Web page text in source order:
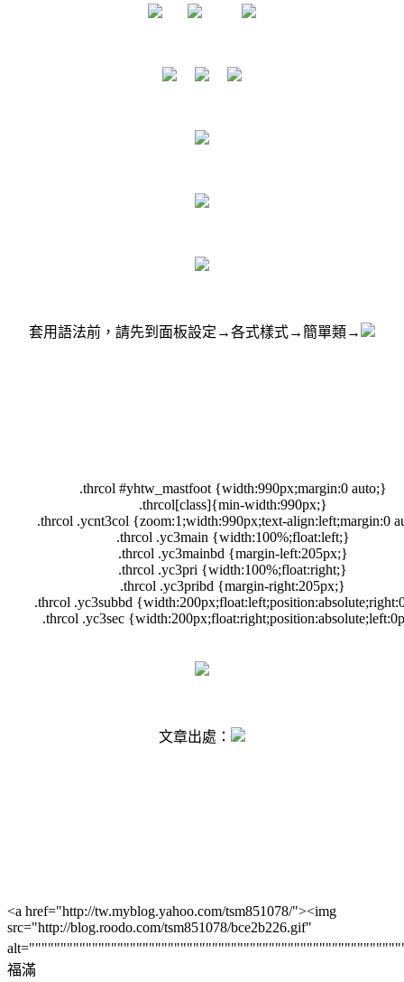
套用語法前，請先到面板設定→各式樣式→簡單類→
.thrcol #yhtw_mastfoot {width:990px;margin:0 auto;}
.thrcol[class]{min-width:990px;}
.thrcol .ycnt3col {zoom:1;width:990px;text-align:left;margin:0
.thrcol .yc3main {width:100%;float:left;}
.thrcol .yc3mainbd {margin-left:205px;}
.thrcol .yc3pri {width:100%;float:right;}
.thrcol .yc3pribd {margin-right:205px;}
.thrcol .yc3subbd
.thrcol .yc3sec
#yblogtitle .mbd .tbd{display:none;}
#ymodprf .btneditprf a {display:none;}
.yc3sec .mhd, .yc3subbd .mhd, .yc3sec .mhd a, .yc3subbd .mhd a,
.mhd a:link, .yc3subbd .mhd a:link, .yc3sec .mhd a:visited,
a:visited{font-
文章出處：
<a href="http://tw.myblog.yahoo.com/tsm851078/"><img
src="http://blog.roodo.com/tsm851078/bce2b226.gif"
福滿